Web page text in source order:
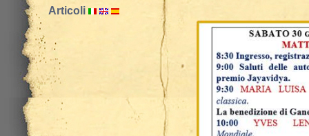
Articoli